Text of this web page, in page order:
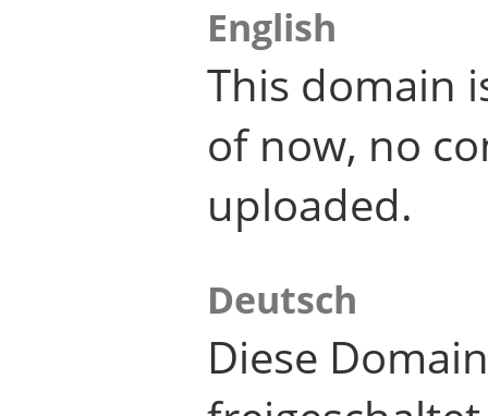
English
This domain
of now, no
uploaded.
Deutsch
Diese